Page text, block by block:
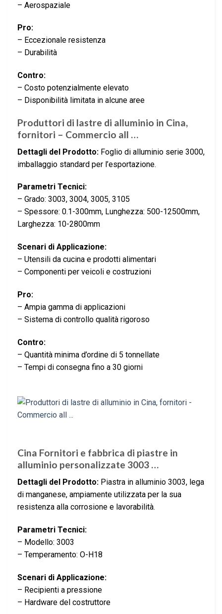
– Aerospaziale
Pro:
– Eccezionale resistenza
– Durabilità
Contro:
– Costo potenzialmente elevato
– Disponibilità limitata in alcune aree
Produttori di lastre di alluminio in Cina,
fornitori – Commercio all …
Dettagli del Prodotto: Foglio di alluminio serie 3000,
imballaggio standard per l’esportazione.
Parametri Tecnici:
– Grado: 3003, 3004, 3005, 3105
– Spessore: 0.1-300mm, Lunghezza: 500-12500mm,
Larghezza: 10-2800mm
Scenari di Applicazione:
– Utensili da cucina e prodotti alimentari
– Componenti per veicoli e costruzioni
Pro:
– Ampia gamma di applicazioni
– Sistema di controllo qualità rigoroso
Contro:
– Quantità minima d’ordine di 5 tonnellate
– Tempi di consegna fino a 30 giorni
Cina Fornitori e fabbrica di piastre in
alluminio personalizzate 3003 …
Dettagli del Prodotto: Piastra in alluminio 3003, lega
di manganese, ampiamente utilizzata per la sua
resistenza alla corrosione e lavorabilità.
Parametri Tecnici:
– Modello: 3003
– Temperamento: O-H18
Scenari di Applicazione:
– Recipienti a pressione
– Hardware del costruttore